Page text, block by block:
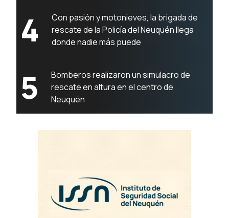
4
Con pasión y motonieves, la brigada de
rescate de la Policía del Neuquén llega
donde nadie más puede
5
Bomberos realizaron un simulacro de
rescate en altura en el centro de
Neuquén